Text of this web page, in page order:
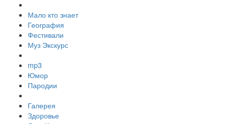
Мало кто знает
География
Фестивали
Муз Экскурс
mp3
Юмор
Пародии
Галерея
Здоровье